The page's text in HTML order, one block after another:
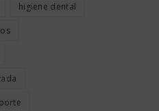
higiene dental